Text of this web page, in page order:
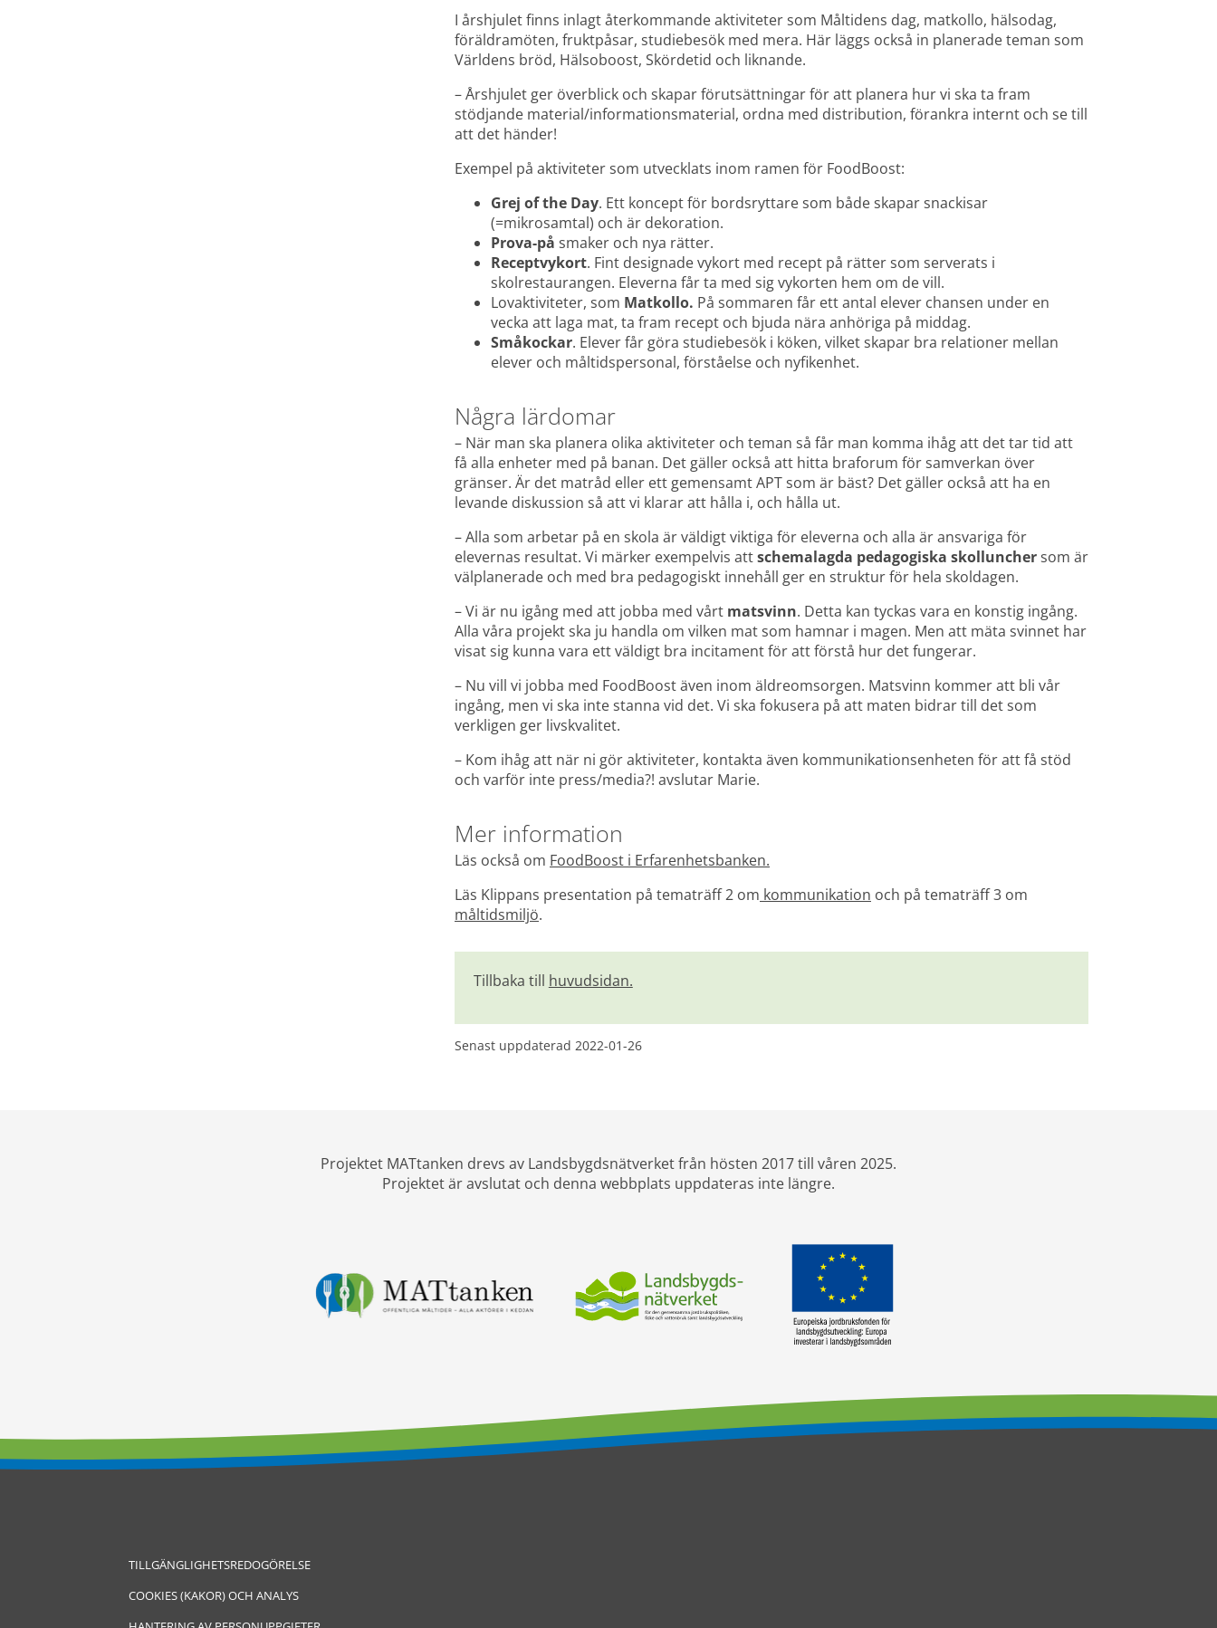
I årshjulet finns inlagt återkommande aktiviteter som Måltidens dag, matkollo, hälsodag,
föräldramöten, fruktpåsar, studiebesök med mera. Här läggs också in planerade teman som
Världens bröd, Hälsoboost, Skördetid och liknande.
– Årshjulet ger överblick och skapar förutsättningar för att planera hur vi ska ta fram
stödjande material/informationsmaterial, ordna med distribution, förankra internt och se till
att det händer!
Exempel på aktiviteter som utvecklats inom ramen för FoodBoost:
Grej of the Day. Ett koncept för bordsryttare som både skapar snackisar
(=mikrosamtal) och är dekoration.
Prova-på smaker och nya rätter.
Receptvykort. Fint designade vykort med recept på rätter som serverats i
skolrestaurangen. Eleverna får ta med sig vykorten hem om de vill.
Lovaktiviteter, som Matkollo. På sommaren får ett antal elever chansen under en
vecka att laga mat, ta fram recept och bjuda nära anhöriga på middag.
Småkockar. Elever får göra studiebesök i köken, vilket skapar bra relationer mellan
elever och måltidspersonal, förståelse och nyfikenhet.
Några lärdomar
– När man ska planera olika aktiviteter och teman så får man komma ihåg att det tar tid att
få alla enheter med på banan. Det gäller också att hitta braforum för samverkan över
gränser. Är det matråd eller ett gemensamt APT som är bäst? Det gäller också att ha en
levande diskussion så att vi klarar att hålla i, och hålla ut.
– Alla som arbetar på en skola är väldigt viktiga för eleverna och alla är ansvariga för
elevernas resultat. Vi märker exempelvis att schemalagda pedagogiska skolluncher som är
välplanerade och med bra pedagogiskt innehåll ger en struktur för hela skoldagen.
– Vi är nu igång med att jobba med vårt matsvinn. Detta kan tyckas vara en konstig ingång.
Alla våra projekt ska ju handla om vilken mat som hamnar i magen. Men att mäta svinnet har
visat sig kunna vara ett väldigt bra incitament för att förstå hur det fungerar.
– Nu vill vi jobba med FoodBoost även inom äldreomsorgen. Matsvinn kommer att bli vår
ingång, men vi ska inte stanna vid det. Vi ska fokusera på att maten bidrar till det som
verkligen ger livskvalitet.
– Kom ihåg att när ni gör aktiviteter, kontakta även kommunikationsenheten för att få stöd
och varför inte press/media?! avslutar Marie.
Mer information
Läs också om FoodBoost i Erfarenhetsbanken.
Läs Klippans presentation på tematräff 2 om kommunikation
måltidsmiljö.
Tillbaka till huvudsidan.
Senast uppdaterad 2022-01-26
Projektet MATtanken drevs av Landsbygdsnätverket från hösten 2017 till våren 2025.
Projektet är avslutat och denna webbplats uppdateras inte längre.
TILLGÄNGLIGHETSREDOGÖRELSE
COOKIES (KAKOR) OCH ANALYS